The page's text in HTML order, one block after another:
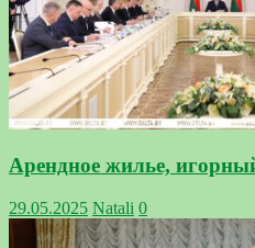
Арендное жилье,
29.05.2025 Natali 0